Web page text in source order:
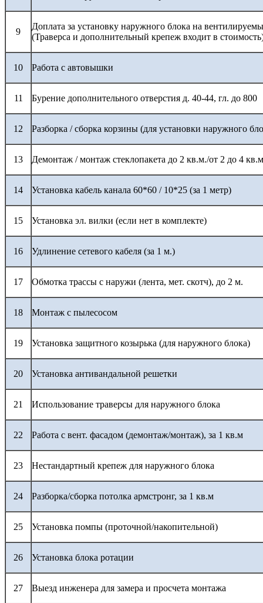
9
Доплата за установку наружного блока на
(Траверса и дополнительный крепеж входит в
10 Работа с автовышки
11 Бурение дополнительного отверстия д. 40-44, гл. до 800
12 Разборка / сборка корзины (для установки наружного
13 Демонтаж / монтаж стеклопакета до 2 кв.м./от 2 до 4
14 Установка кабель канала 60*60 / 10*25 (за 1 метр)
15 Установка эл. вилки (если нет в комплекте)
16 Удлинение сетевого кабеля (за 1 м.)
17 Обмотка трассы с наружи (лента, мет. скотч), до 2 м.
18 Монтаж с пылесосом
19 Установка защитного козырька (для наружного блока)
20 Установка антивандальной решетки
21 Использование траверсы для наружного блока
22 Работа с вент. фасадом (демонтаж/монтаж), за 1 кв.м
23 Нестандартный крепеж для наружного блока
24 Разборка/сборка потолка армстронг, за 1 кв.м
25 Установка помпы (проточной/накопительной)
26 Установка блока ротации
27 Выезд инженера для замера и просчета монтажа